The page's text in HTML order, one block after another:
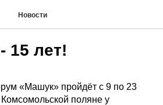
Новости
15 лет!
«Машук» пройдёт с 9 по 23
Комсомольской поляне у